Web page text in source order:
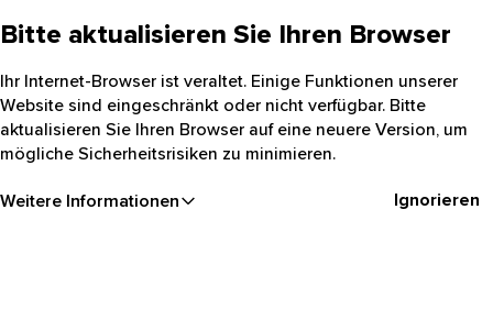
Bitte aktualisieren Sie Ihren Browser
Ihr Internet-Browser ist veraltet. Einige Funktionen unserer
Website sind eingeschränkt oder nicht verfügbar. Bitte
aktualisieren Sie Ihren Browser auf eine neuere Version, um
mögliche Sicherheitsrisiken zu minimieren.
Weitere Informationen Ignorieren